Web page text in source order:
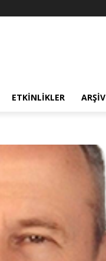
ETKINLIKLER ARŞIV